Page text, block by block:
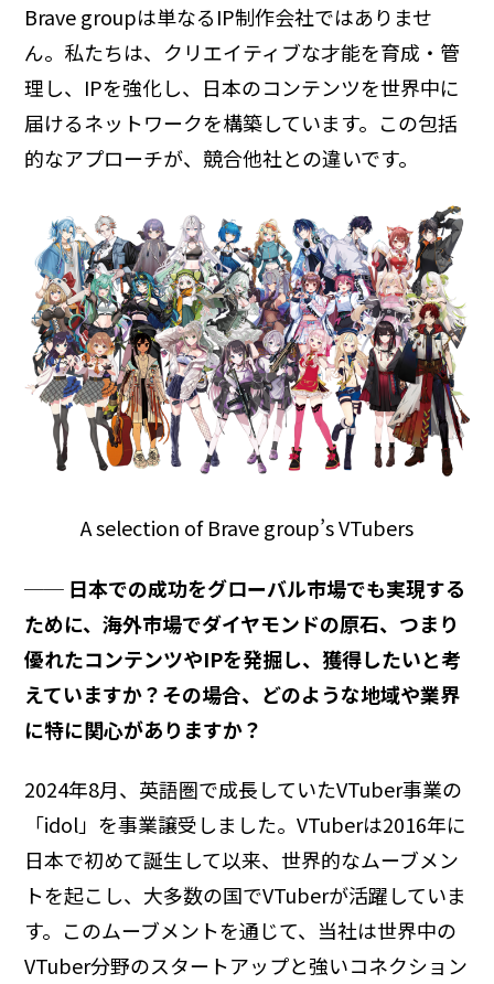
Brave groupは単なるIP制作会社ではありませ
ん。私たちは、クリエイティブな才能を育成・管
理し、IPを強化し、日本のコンテンツを世界中に
届けるネットワークを構築しています。この包括
的なアプローチが、競合他社との違いです。
A selection of Brave group’s VTubers
── 日本での成功をグローバル市場でも実現する
ために、海外市場でダイヤモンドの原石、つまり
優れたコンテンツやIPを発掘し、獲得したいと考
えていますか？その場合、どのような地域や業界
に特に関心がありますか？
2024年8月、英語圏で成長していたVTuber事業の
「idol」を事業譲受しました。VTuberは2016年に
日本で初めて誕生して以来、世界的なムーブメン
トを起こし、大多数の国でVTuberが活躍していま
す。このムーブメントを通じて、当社は世界中の
VTuber分野のスタートアップと強いコネクション